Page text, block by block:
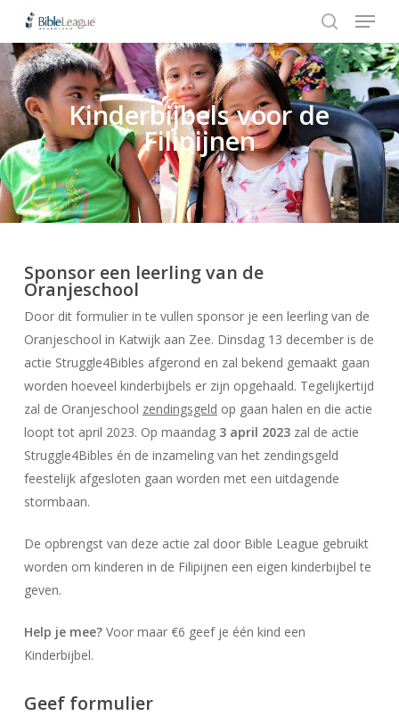
main
content
Hit enter to search or ESC to close
search
Menu
Kinderbijbels voor de
Filipijnen
Sponsor een leerling van de
Oranjeschool
Door dit formulier in te vullen sponsor je een leerling van de
Oranjeschool in Katwijk aan Zee. Dinsdag 13 december is de
actie Struggle4Bibles afgerond en zal bekend gemaakt gaan
worden hoeveel kinderbijbels er zijn opgehaald. Tegelijkertijd
zal de Oranjeschool zendingsgeld op gaan halen en die actie
loopt tot april 2023. Op maandag 3 april 2023zal de actie
Struggle4Bibles én de inzameling van het zendingsgeld
feestelijk afgesloten gaan worden met een uitdagende
stormbaan.
De opbrengst van deze actie zal door Bible League gebruikt
worden om kinderen in de Filipijnen een eigen kinderbijbel te
geven.
Help je mee?Voor maar €6 geef je één kind een
Kinderbijbel.
Geef formulier
Close
Menu